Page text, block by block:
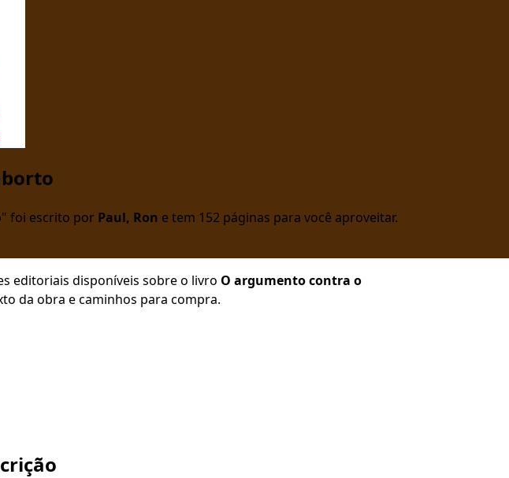
foi escrito por Paul, Ron e tem 152 páginas para você aproveitar.
editoriais disponíveis sobre o livro O argumento contra o
da obra e caminhos para compra.